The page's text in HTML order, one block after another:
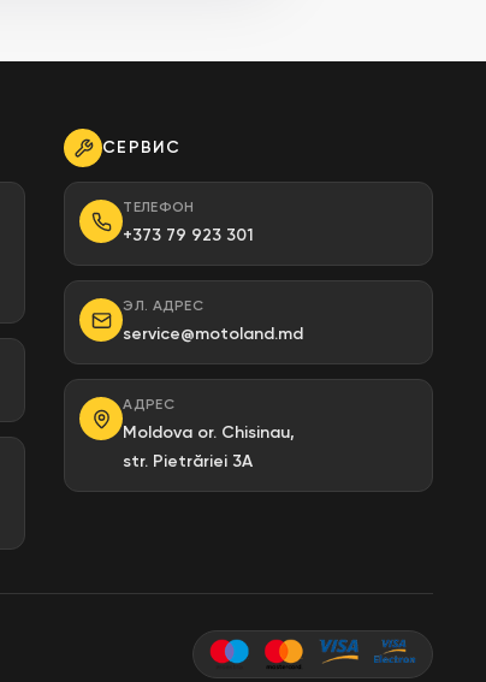
СЕРВИС
ТЕЛЕФОН
+373 79 923 301
ЭЛ. АДРЕС
service@motoland.md
АДРЕС
Moldova or. Chisinau,
str. Pietrăriei 3A